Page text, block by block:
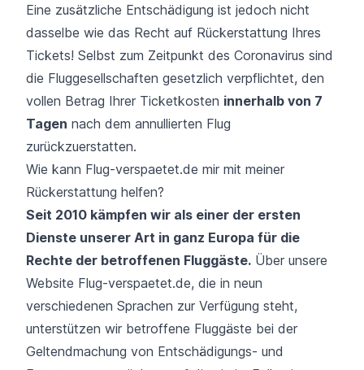
Eine zusätzliche Entschädigung ist jedoch nicht
dasselbe wie das Recht auf Rückerstattung Ihres
Tickets! Selbst zum Zeitpunkt des Coronavirus sind
die Fluggesellschaften gesetzlich verpflichtet, den
vollen Betrag Ihrer Ticketkosten innerhalb von 7
Tagen nach dem annullierten Flug
zurückzuerstatten.
Wie kann Flug-verspaetet.de mir mit meiner
Rückerstattung helfen?
Seit 2010 kämpfen wir als einer der ersten
Dienste unserer Art in ganz Europa für die
Rechte der betroffenen Fluggäste. Über unsere
Website Flug-verspaetet.de, die in neun
verschiedenen Sprachen zur Verfügung steht,
unterstützen wir betroffene Fluggäste bei der
Geltendmachung von Entschädigungs- und